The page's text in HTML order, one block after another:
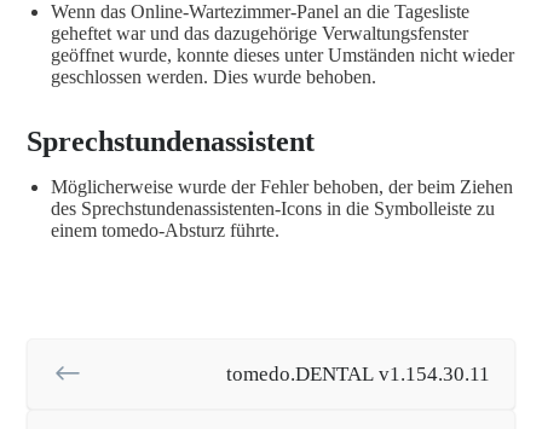
Wenn das Online-Wartezimmer-Panel an die Tagesliste
geheftet war und das dazugehörige Verwaltungsfenster
geöffnet wurde, konnte dieses unter Umständen nicht wieder
geschlossen werden. Dies wurde behoben.
Sprechstundenassistent
Möglicherweise wurde der Fehler behoben, der beim Ziehen
des Sprechstundenassistenten-Icons in die Symbolleiste zu
einem tomedo-Absturz führte.
tomedo.DENTAL v1.154.30.11